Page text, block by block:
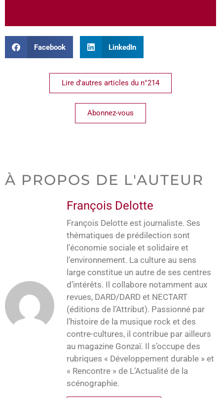
Facebook LinkedIn
Lire d'autres articles du n°214
Abonnez-vous
À PROPOS DE L'AUTEUR
François Delotte
François Delotte est journaliste. Ses
thématiques de prédilection sont
l’économie sociale et solidaire et
l’environnement. La culture au sens
large constitue un autre de ses centres
d’intérêts. Il collabore notamment aux
revues, DARD/DARD et NECTART
(éditions de l’Attribut). Passionné par
l’histoire de la musique rock et des
contre-cultures, il contribue par ailleurs
au magazine Gonzaï. Il s’occupe des
rubriques « Développement durable » et
« Rencontre » de L’Actualité de la
scénographie.